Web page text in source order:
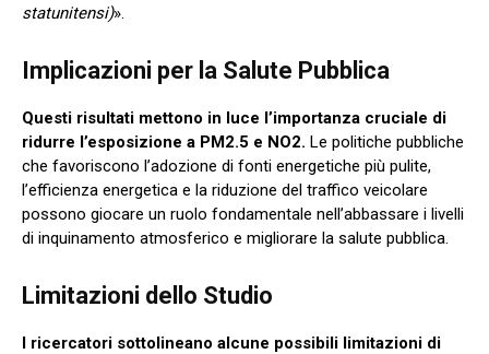
statunitensi)».
Implicazioni per la Salute Pubblica
Questi risultati mettono in luce l’importanza cruciale di
ridurre l’esposizione a PM2.5 e NO2. Le politiche pubbliche
che favoriscono l’adozione di fonti energetiche più pulite,
l’efficienza energetica e la riduzione del traffico veicolare
possono giocare un ruolo fondamentale nell’abbassare i livelli
di inquinamento atmosferico e migliorare la salute pubblica.
Limitazioni dello Studio
I ricercatori sottolineano alcune possibili limitazioni di